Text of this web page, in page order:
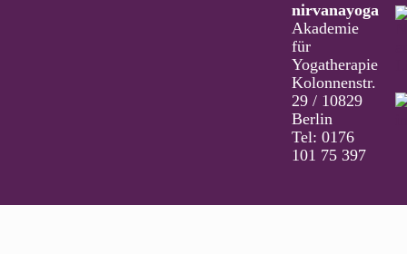
nirvanayoga
Akademie
für
Yogatherapie
Kolonnenstr.
29 / 10829
Berlin
Tel: 0176
101 75 397